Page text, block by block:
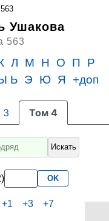
Ушакова
563
Л М Н О П
Р
Ь Э Ю Я +доп
3 Том 4
Искать
OK
+1 +3 +7